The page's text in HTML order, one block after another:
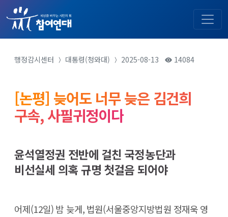
행정감시센터 대통령(청와대) 2025-08-13 14084
[논평] 늦어도 너무 늦은 김건희
구속, 사필귀정이다
윤석열정권 전반에 걸친 국정농단과
비선실세 의혹 규명 첫걸음 되어야
어제(12일) 밤 늦게, 법원(서울중앙지방법원 정재욱 영